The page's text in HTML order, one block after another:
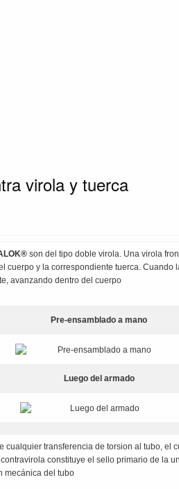
virola y tuerca
son del tipo doble virola. Una virola
cuerpo y la correspondiente tuerca. Cuando
avanzando dentro del cuerpo
Pre-ensamblado a mano
Luego del armado
cualquier transferencia de torsion al tubo, el
constituye el sello primario de la
mecánica del tubo